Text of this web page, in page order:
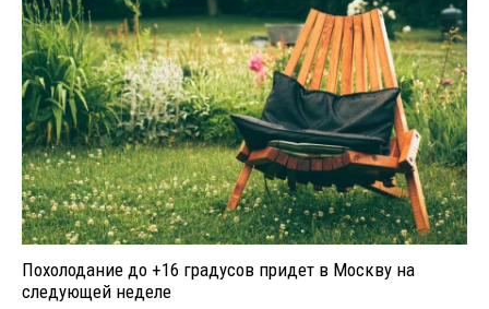
Похолодание до +16 градусов придет в Москву на
следующей неделе